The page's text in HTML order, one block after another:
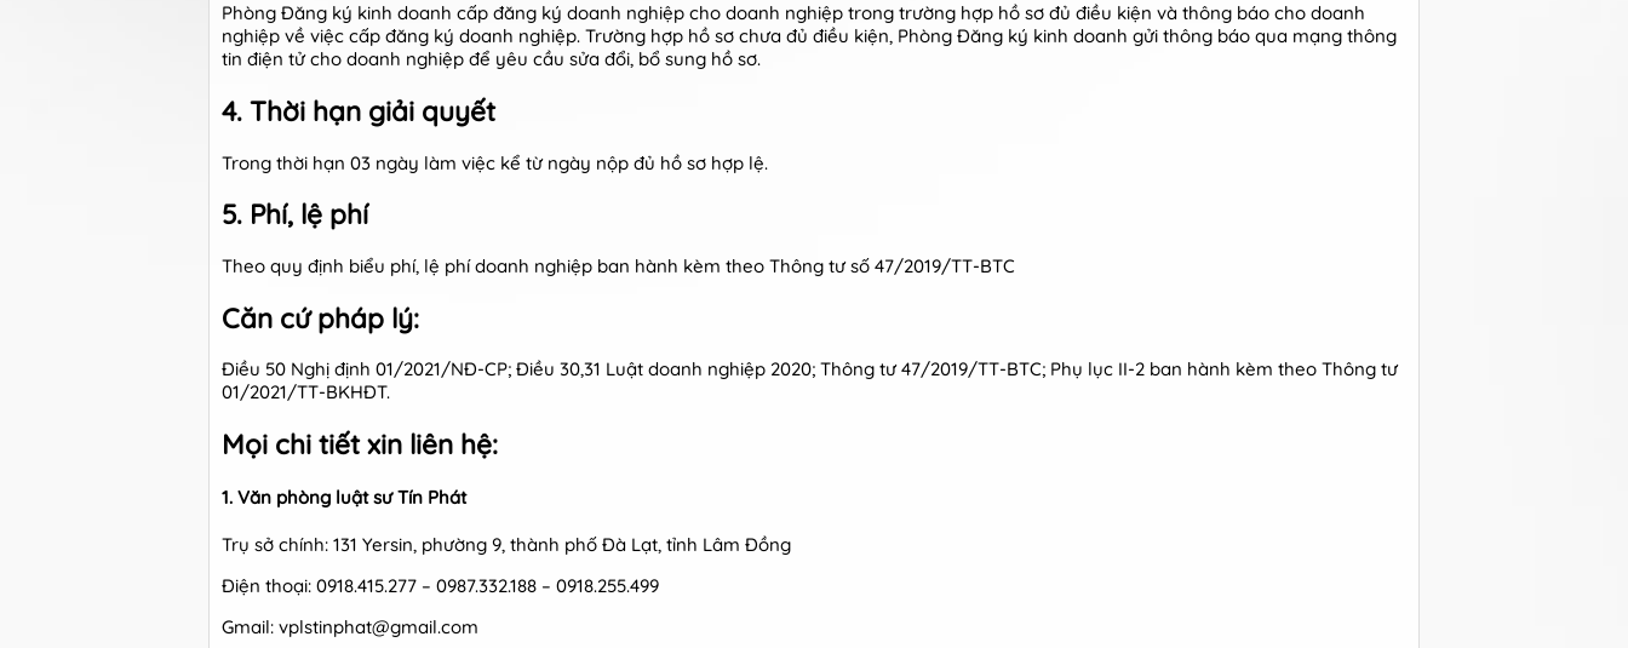
Phòng Đăng ký kinh doanh cấp đăng ký doanh nghiệp cho doanh nghiệp trong trường hợp hồ sơ đủ điều kiện và thông báo cho doanh
nghiệp về việc cấp đăng ký doanh nghiệp. Trường hợp hồ sơ chưa đủ điều kiện, Phòng Đăng ký kinh doanh gửi thông báo qua mạng thông
tin điện tử cho doanh nghiệp để yêu cầu sửa đổi, bổ sung hồ sơ.
4. Thời hạn giải quyết
Trong thời hạn 03 ngày làm việc kể từ ngày nộp đủ hồ sơ hợp lệ.
5. Phí, lệ phí
Theo quy định biểu phí, lệ phí doanh nghiệp ban hành kèm theo Thông tư số 47/2019/TT-BTC
Căn cứ pháp lý:
Điều 50 Nghị định 01/2021/NĐ-CP; Điều 30,31 Luật doanh nghiệp 2020; Thông tư 47/2019/TT-BTC; Phụ lục II-2 ban hành kèm theo Thông tư
01/2021/TT-BKHĐT.
Mọi chi tiết xin liên hệ:
1. Văn phòng luật sư Tín Phát
Trụ sở chính: 131 Yersin, phường 9, thành phố Đà Lạt, tỉnh Lâm Đồng
Điện thoại: 0918.415.277 – 0987.332.188 – 0918.255.499
Gmail: vplstinphat@gmail.com